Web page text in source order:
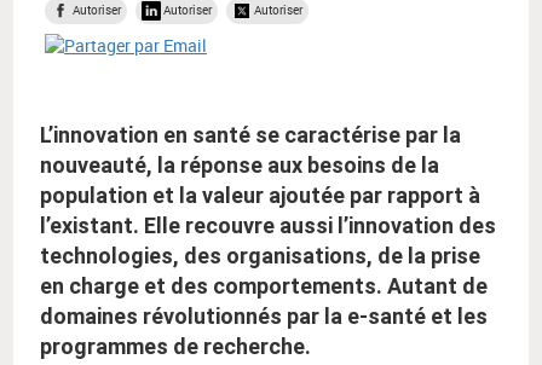
Autoriser Autoriser Autoriser
L’innovation en santé se caractérise par la
nouveauté, la réponse aux besoins de la
population et la valeur ajoutée par rapport à
l’existant. Elle recouvre aussi l’innovation des
technologies, des organisations, de la prise
en charge et des comportements. Autant de
domaines révolutionnés par la e-santé et les
programmes de recherche.